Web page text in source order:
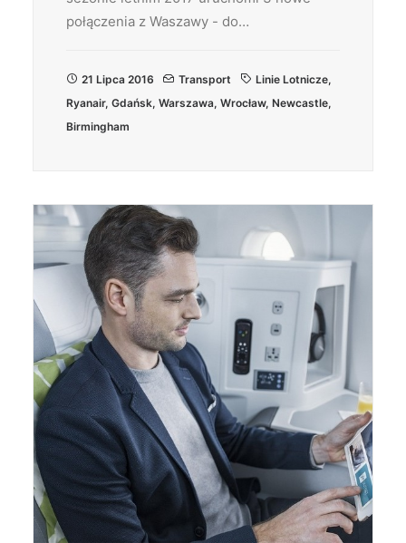
połączenia z Waszawy - do…
21 Lipca 2016 Transport Linie Lotnicze,
Ryanair, Gdańsk, Warszawa, Wrocław, Newcastle,
Birmingham